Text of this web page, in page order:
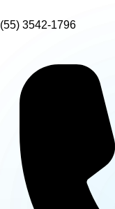
(55) 3542-1796